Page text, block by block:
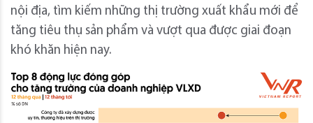
nội địa, tìm kiếm những thị trường xuất khẩu mới để
tăng tiêu thụ sản phẩm và vượt qua được giai đoạn
khó khăn hiện nay.